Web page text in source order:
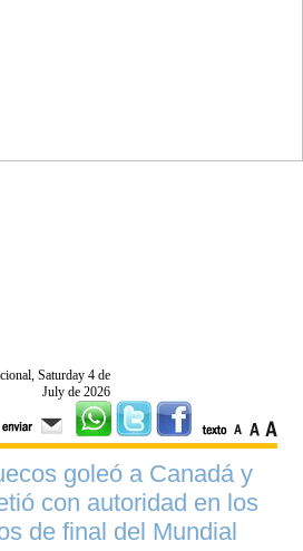
Saturday 4 de
July de 2026
goleó a Canadá y
con autoridad en los
de final del Mundial